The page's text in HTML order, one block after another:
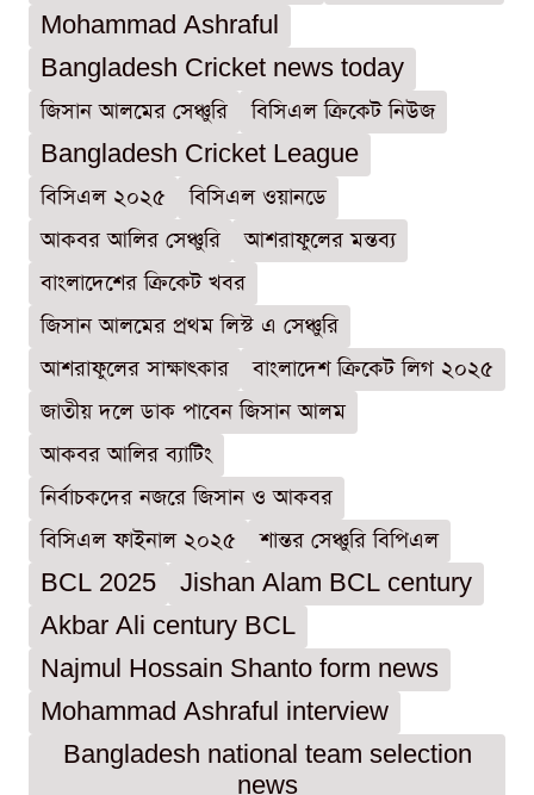
Mohammad Ashraful
Bangladesh Cricket news today
জিসান আলমের সেঞ্চুরি
বিসিএল ক্রিকেট নিউজ
Bangladesh Cricket League
বিসিএল ২০২৫
বিসিএল ওয়ানডে
আকবর আলির সেঞ্চুরি
আশরাফুলের মন্তব্য
বাংলাদেশের ক্রিকেট খবর
জিসান আলমের প্রথম লিস্ট এ সেঞ্চুরি
আশরাফুলের সাক্ষাৎকার
বাংলাদেশ ক্রিকেট লিগ ২০২৫
জাতীয় দলে ডাক পাবেন জিসান আলম
আকবর আলির ব্যাটিং
নির্বাচকদের নজরে জিসান ও আকবর
বিসিএল ফাইনাল ২০২৫
শান্তর সেঞ্চুরি বিপিএল
BCL 2025
Jishan Alam BCL century
Akbar Ali century BCL
Najmul Hossain Shanto form news
Mohammad Ashraful interview
Bangladesh national team selection
news